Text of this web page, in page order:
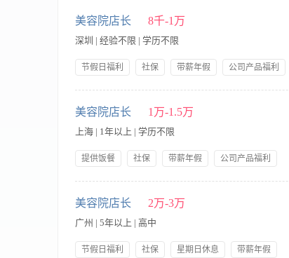
美容院店长 8千-1万
深圳 | 经验不限 | 学历不限
节假日福利 社保 带薪年假
公司产品福利
摆放、补货、退货、防损等日常营业工作； 5、店务管
工作，按规定完成各项销售统计及考勤、员工工资等各
店长：底薪+店面提成=5000—10000以上 【福利】缴纳五
沟通能力及现场管理能力 3． 22-35岁，身高：155cm-
销售模式，接受主动邀约！ 8. 有化妆品、美容专业或有相
美容院店长 1万-1.5万
上海 | 1年以上 | 学历不限
提供饭餐 社保 带薪年假
公司产品福利
术和销售能力。 3、分析顾客的意见，解释服务目标及
态，并分析形势，制定对策。 5、订立公正、合理、有
7、选择优质的产品为顾客服务，确保产品效果良好，质
干； 2、具有一定的职业技能，熟悉美容业的经营与运
美容院店长 2万-3万
广州 | 5年以上 | 高中
节假日福利 社保 星期日休息
带薪年假